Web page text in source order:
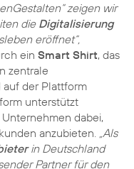
zeigen wir
die Digitalisierung
eröffnet“,
ein Smart Shirt, das
zentrale
der Plattform
unterstützt
dabei,
anzubieten. „Als
in Deutschland
Partner für den